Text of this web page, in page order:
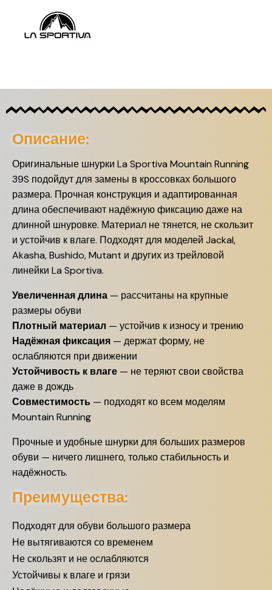
Описание:
Оригинальные шнурки La Sportiva Mountain Running
39S подойдут для замены в кроссовках большого
размера. Прочная конструкция и адаптированная
длина обеспечивают надёжную фиксацию даже на
длинной шнуровке. Материал не тянется, не скользит
и устойчив к влаге. Подходят для моделей Jackal,
Akasha, Bushido, Mutant и других из трейловой
линейки La Sportiva.
Увеличенная длина — рассчитаны на крупные
размеры обуви
Плотный материал — устойчив к износу и трению
Надёжная фиксация — держат форму, не
ослабляются при движении
Устойчивость к влаге — не теряют свои свойства
даже в дождь
Совместимость — подходят ко всем моделям
Mountain Running
Прочные и удобные шнурки для больших размеров
обуви — ничего лишнего, только стабильность и
надёжность.
Преимущества:
Подходят для обуви большого размера
Не вытягиваются со временем
Не скользят и не ослабляются
Устойчивы к влаге и грязи